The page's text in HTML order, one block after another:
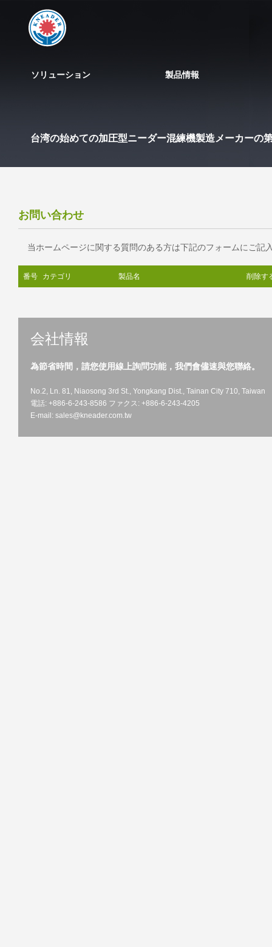
ソリューション 製品情報
台湾の始めての加圧型ニーダー混練機製造メーカーの
お問い合わせ
当ホームページに関する質問のある方は下記のフォームにご記
番号 カテゴリ 製品名 削除す
会社情報
為節省時間，請您使用線上詢問功能，我們會儘速與您聯絡。
No.2, Ln. 81, Niaosong 3rd St., Yongkang Dist., Tainan City 710, Taiwan
電話: +886-6-243-8586 ファクス: +886-6-243-4205
E-mail: sales@kneader.com.tw